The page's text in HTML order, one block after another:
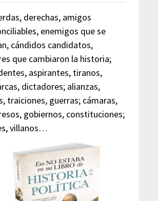
derechas, amigos
enemigos que se
cándidos candidatos,
que cambiaron la historia;
aspirantes, tiranos,
dictadores; alianzas,
traiciones, guerras; cámaras,
gobiernos, constituciones;
villanos…